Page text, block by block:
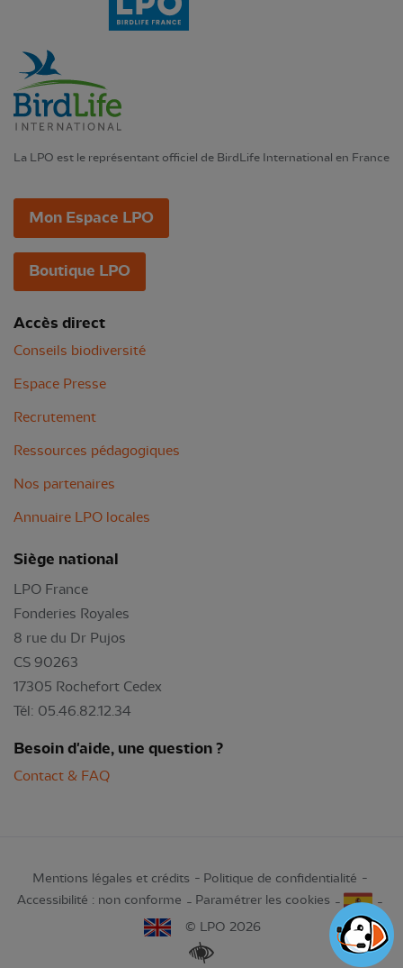
La LPO est le représentant officiel de BirdLife International en France
Mon Espace LPO
Boutique LPO
Accès direct
Conseils biodiversité
Espace Presse
Recrutement
Ressources pédagogiques
Nos partenaires
Annuaire LPO locales
Siège national
LPO France
Fonderies Royales
8 rue du Dr Pujos
CS 90263
17305 Rochefort Cedex
Tél: 05.46.82.12.34
Besoin d'aide, une question ?
Contact & FAQ
Mentions légales et crédits
Politique de confidentialité
Accessibilité : non conforme
Paramétrer les cookies
© LPO 2026